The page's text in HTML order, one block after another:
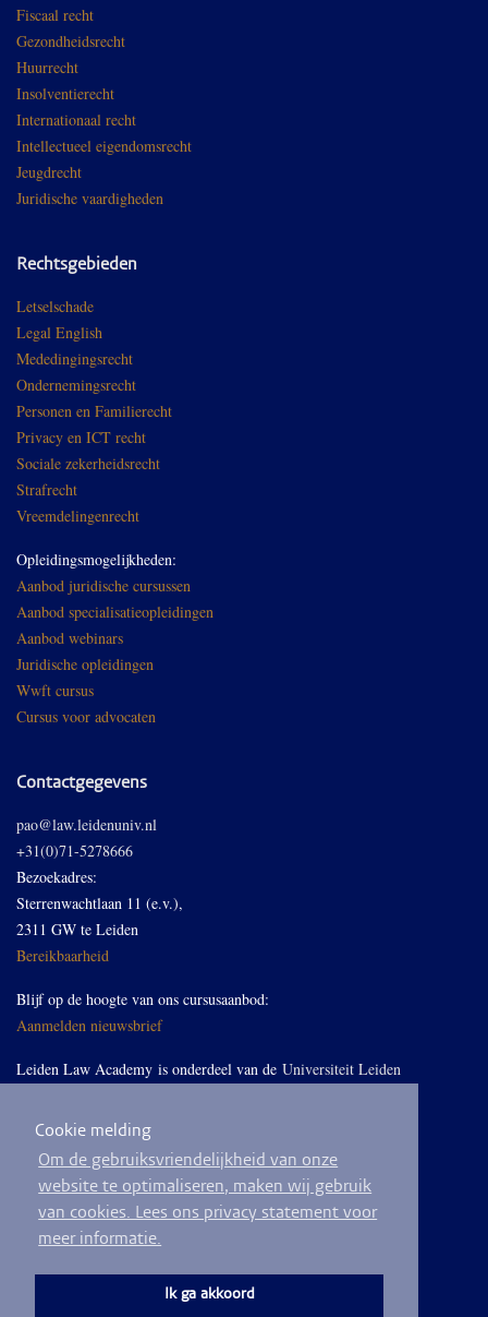
Cookie melding
Om de gebruiksvriendelijkheid van onze
website te optimaliseren, maken wij gebruik
van cookies. Lees ons privacy statement voor
meer informatie.
Ik ga akkoord
Fiscaal recht
Gezondheidsrecht
Huurrecht
Insolventierecht
Internationaal recht
Intellectueel eigendomsrecht
Jeugdrecht
Juridische vaardigheden
Rechtsgebieden
Letselschade
Legal English
Mededingingsrecht
Ondernemingsrecht
Personen en Familierecht
Privacy en ICT recht
Sociale zekerheidsrecht
Strafrecht
Vreemdelingenrecht
Opleidingsmogelijkheden:
Aanbod juridische cursussen
Aanbod specialisatieopleidingen
Aanbod webinars
Juridische opleidingen
Wwft cursus
Cursus voor advocaten
Contactgegevens
pao@law.leidenuniv.nl
+31(0)71-5278666
Bezoekadres:
Sterrenwachtlaan 11 (e.v.),
2311 GW te Leiden
Bereikbaarheid
Blijf op de hoogte van ons cursusaanbod:
Aanmelden nieuwsbrief
Leiden Law Academy is onderdeel van de Universiteit Leiden
Volg ons op LinkedIn
© 2026
Privacyverklaring
Algemene voorwaarden
Sitemap